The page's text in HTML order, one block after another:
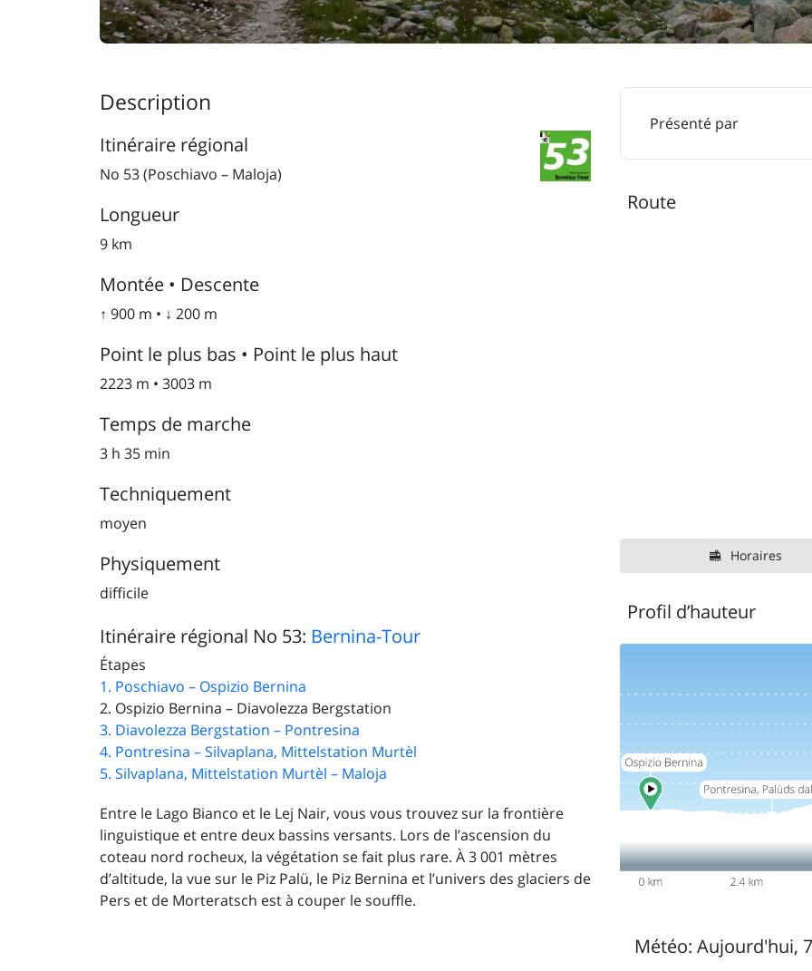
Description
Itinéraire régional
No 53 (Poschiavo – Maloja)
Longueur
9 km
Montée • Descente
↑ 900 m • ↓ 200 m
Point le plus bas • Point le plus haut
2223 m • 3003 m
Temps de marche
3 h 35 min
Techniquement
moyen
Physiquement
difficile
Itinéraire régional No 53: Bernina-Tour
Étapes
1. Poschiavo – Ospizio Bernina
2. Ospizio Bernina – Diavolezza Bergstation
3. Diavolezza Bergstation – Pontresina
4. Pontresina – Silvaplana, Mittelstation Murtèl
5. Silvaplana, Mittelstation Murtèl – Maloja
Entre le Lago Bianco et le Lej Nair, vous vous trouvez sur la frontière
linguistique et entre deux bassins versants. Lors de l’ascension du
coteau nord rocheux, la végétation se fait plus rare. À 3 001 mètres
d’altitude, la vue sur le Piz Palü, le Piz Bernina et l’univers des glaciers de
Pers et de Morteratsch est à couper le souffle.
Présenté par
Route
Horaires
Profil d’hauteur
Météo: Aujourd'hui,